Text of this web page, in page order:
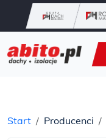
Start Producenci